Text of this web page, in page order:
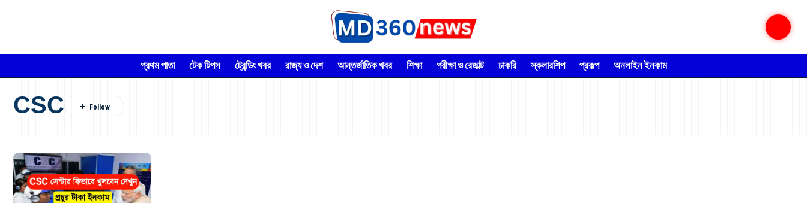
প্রথম পাতা টেক টিপস ট্রেন্ডিং খবর রাজ্য ও দেশ আন্তর্জাতিক খবর শিক্ষা পরীক্ষা ও রেজাল্ট চাকরি স্কলারশিপ প্রকল্প অনলাইন ইনকাম
CSC